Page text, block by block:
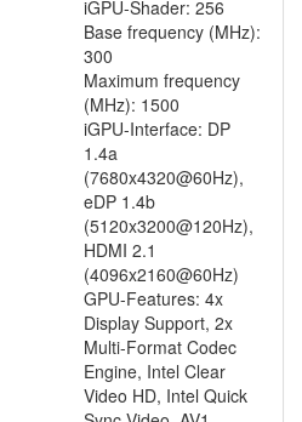
iGPU-Shader: 256
Base frequency (MHz):
300
Maximum frequency
(MHz): 1500
iGPU-Interface: DP
1.4a
(7680x4320@60Hz),
eDP 1.4b
(5120x3200@120Hz),
HDMI 2.1
(4096x2160@60Hz)
GPU-Features: 4x
Display Support, 2x
Multi-Format Codec
Engine, Intel Clear
Video HD, Intel Quick